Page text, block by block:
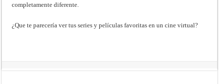
completamente diferente.
¿Que te parecería ver tus series y películas favoritas en un cine virtual?